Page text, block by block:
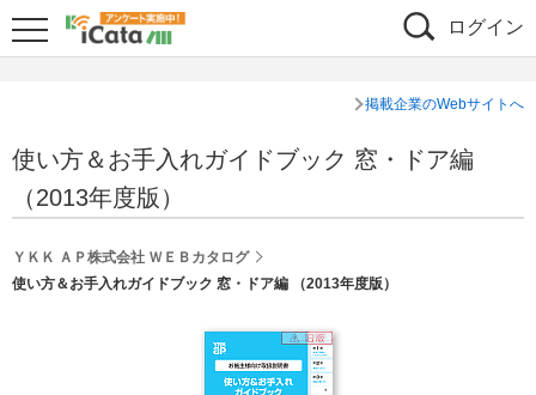
ログイン
掲載企業のWebサイトへ
使い方＆お手入れガイドブック 窓・ドア編
（2013年度版）
ＹＫＫ ＡＰ株式会社 ＷＥＢカタログ
使い方＆お手入れガイドブック 窓・ドア編 （2013年度版）